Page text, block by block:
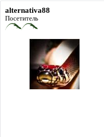
alternativa88
Посетитель